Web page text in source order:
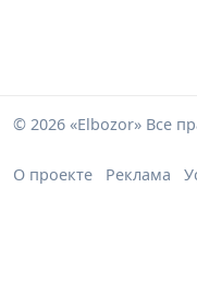
© 2026 «Elbozor» Все
О проекте Реклама